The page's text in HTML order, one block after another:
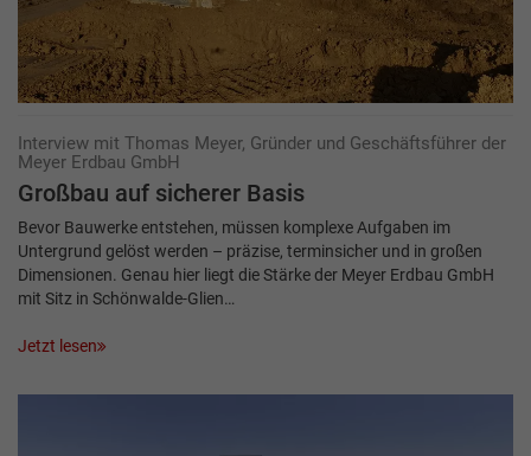
Interview mit Thomas Meyer, Gründer und Geschäftsführer der
Meyer Erdbau GmbH
Großbau auf sicherer Basis
Bevor Bauwerke entstehen, müssen komplexe Aufgaben im
Untergrund gelöst werden – präzise, terminsicher und in großen
Dimensionen. Genau hier liegt die Stärke der Meyer Erdbau GmbH
mit Sitz in Schönwalde-Glien…
Jetzt lesen